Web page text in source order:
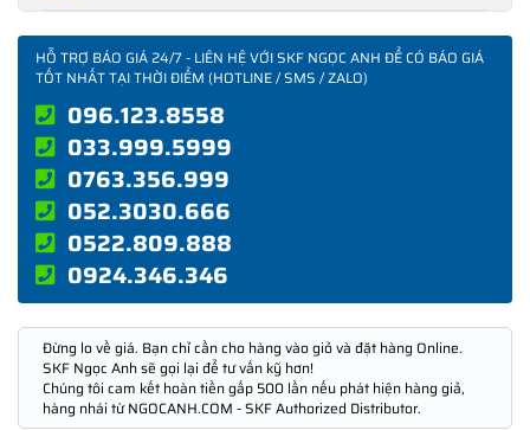
HỖ TRỢ BÁO GIÁ 24/7 - LIÊN HỆ VỚI SKF NGỌC ANH ĐỂ CÓ BÁO GIÁ
TỐT NHẤT TẠI THỜI ĐIỂM (HOTLINE / SMS / ZALO)
096.123.8558
033.999.5999
0763.356.999
052.3030.666
0522.809.888
0924.346.346
Đừng lo về giá. Bạn chỉ cần cho hàng vào giỏ và đặt hàng Online.
SKF Ngọc Anh sẽ gọi lại để tư vấn kỹ hơn!
Chúng tôi cam kết hoàn tiền gấp 500 lần nếu phát hiện hàng giả,
hàng nhái từ NGOCANH.COM - SKF Authorized Distributor.